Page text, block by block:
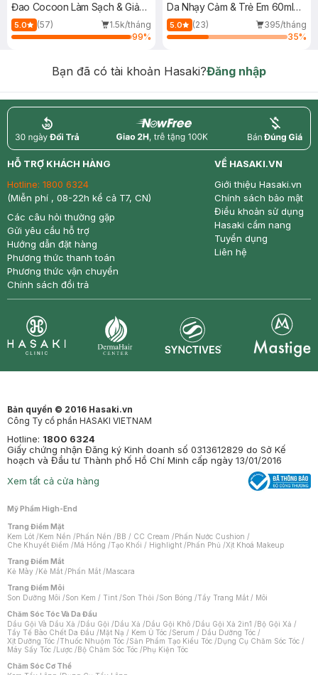
Đao Cocoon Làm Sạch & Giảm
Dầu 500ml
5.0 (57)
1.5k/tháng
99%
Da Nhạy Cảm & Trẻ Em 60ml
(Mới)
5.0 (23)
395/tháng
35%
Bạn đã có tài khoản Hasaki?Đăng nhập
return nowfree price
HỖ TRỢ KHÁCH HÀNG
Hotline: 1800 6324
(Miễn phí , 08-22h kể cả T7, CN)
Các câu hỏi thường gặp
Gửi yêu cầu hỗ trợ
Hướng dẫn đặt hàng
Phương thức thanh toán
Phương thức vận chuyển
Chính sách đổi trả
VỀ HASAKI.VN
Giới thiệu Hasaki.vn
Chính sách bảo mật
Điều khoản sử dụng
Hasaki cẩm nang
Tuyển dụng
Liên hệ
Bản quyền © 2016 Hasaki.vn
Công Ty cổ phần HASAKI VIETNAM
Hotline: 1800 6324
Giấy chứng nhận Đăng ký Kinh doanh số 0313612829 do Sở Kế
hoạch và Đầu tư Thành phố Hồ Chí Minh cấp ngày 13/01/2016
Xem tất cả cửa hàng
Mỹ Phẩm High-End
Trang Điểm Mặt
Kem Lót /Kem Nền /Phấn Nền /BB / CC Cream /Phấn Nước Cushion /
Che Khuyết Điểm /Má Hồng /Tạo Khối / Highlight /Phấn Phủ /Xịt Khoá Makeup
Trang Điểm Mắt
Kẻ Mày /Kẻ Mắt /Phấn Mắt /Mascara
Trang Điểm Môi
Son Dưỡng Môi /Son Kem / Tint /Son Thỏi /Son Bóng /Tẩy Trang Mắt / Môi
Chăm Sóc Tóc Và Da Đầu
Dầu Gội Và Dầu Xả /Dầu Gội /Dầu Xả /Dầu Gội Khô /Dầu Gội Xả 2in1 /Bộ Gội Xả /
Tẩy Tế Bào Chết Da Đầu /Mặt Nạ / Kem Ủ Tóc /Serum / Dầu Dưỡng Tóc /
Xịt Dưỡng Tóc /Thuốc Nhuộm Tóc /Sản Phẩm Tạo Kiểu Tóc /Dụng Cụ Chăm Sóc Tóc /
Máy Sấy Tóc /Lược /Bộ Chăm Sóc Tóc /Phụ Kiện Tóc
Chăm Sóc Cơ Thể